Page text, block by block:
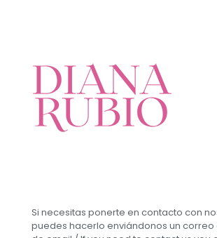
Si necesitas ponerte en contacto con
puedes hacerlo enviándonos un correo